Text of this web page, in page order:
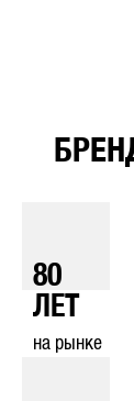
80
ЛЕТ
на рынке